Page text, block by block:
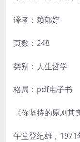
译者：赖郁婷
页数：248
类别：人生哲学
格局：pdf电子书
《你坚持的原则其
午堂登纪雄，